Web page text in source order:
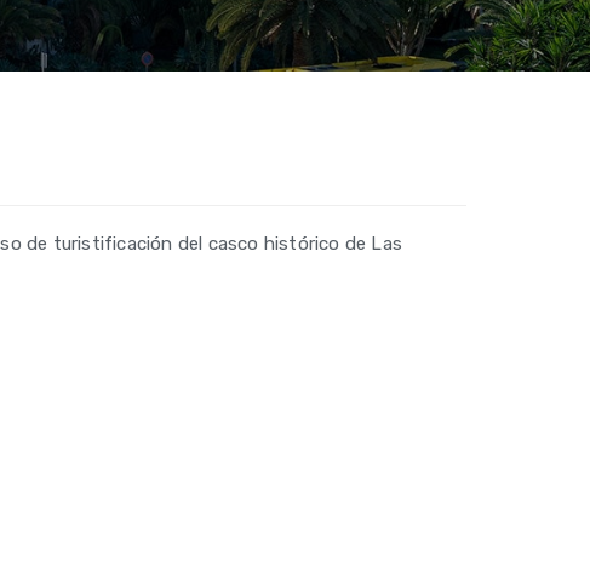
de turistificación del casco histórico de Las